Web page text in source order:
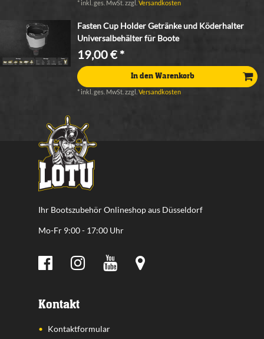
* inkl. ges. MwSt. zzgl.Versandkosten
Fasten Cup Holder Getränke und Köderhalter
Universalbehälter für Boote
19,00 € *
In den Warenkorb
* inkl. ges. MwSt. zzgl.Versandkosten
Ihr Bootszubehör Onlineshop aus Düsseldorf
Mo-Fr 9:00 - 17:00 Uhr
Kontakt
Kontaktformular